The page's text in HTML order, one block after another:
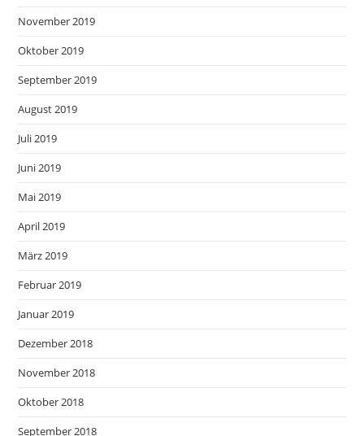
November 2019
Oktober 2019
September 2019
August 2019
Juli 2019
Juni 2019
Mai 2019
April 2019
März 2019
Februar 2019
Januar 2019
Dezember 2018
November 2018
Oktober 2018
September 2018